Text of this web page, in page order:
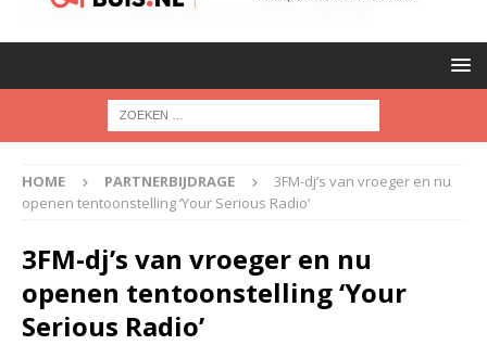
HOME PARTNERBIJDRAGE
3FM-dj’s van vroeger en nu
openen tentoonstelling ‘Your Serious Radio’
3FM-dj’s van vroeger en nu
openen tentoonstelling ‘Your
Serious Radio’